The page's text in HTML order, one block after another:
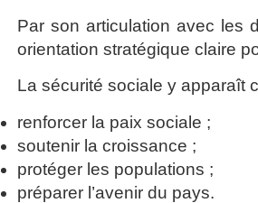
Par son articulation avec les
orientation stratégique claire
La sécurité sociale y apparaît
renforcer la paix sociale ;
soutenir la croissance ;
protéger les populations ;
préparer l’avenir du pays.